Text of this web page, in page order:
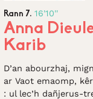
Rann 7. 16'10''
Anna
Karib
D’an abourzhaj,
ar Vaot emaomp,
: ul lec’h dañjerus-